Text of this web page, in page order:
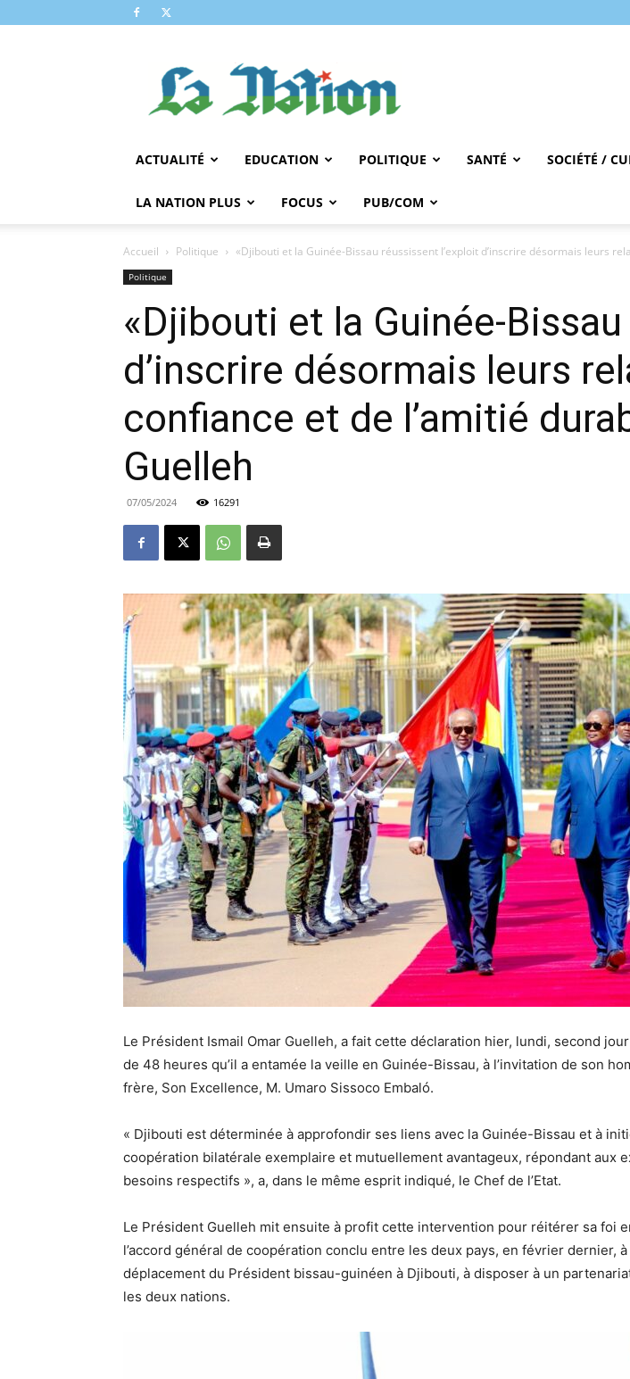
NATION
ACTUALITÉ EDUCATION POLITIQUE SANTÉ SOCIÉTÉ /
LA NATION PLUS FOCUS PUB/COM
Accueil Politique «Djibouti et la Guinée-Bissau réussissent l’exploit d’inscrire désormais leurs
Politique
«Djibouti et la Guinée-
d’inscrire désormais leurs
confiance et de l’amitié
Guelleh
07/05/2024 16291
Le Président Ismail Omar Guelleh, a fait cette déclaration hier, lundi, second jour
de 48 heures qu’il a entamée la veille en Guinée-Bissau, à l’invitation de son
frère, Son Excellence, M. Umaro Sissoco Embaló.
« Djibouti est déterminée à approfondir ses liens avec la Guinée-Bissau et à
coopération bilatérale exemplaire et mutuellement avantageux, répondant aux
besoins respectifs », a, dans le même esprit indiqué, le Chef de l’Etat.
Le Président Guelleh mit ensuite à profit cette intervention pour réitérer sa foi
l’accord général de coopération conclu entre les deux pays, en février dernier,
déplacement du Président bissau-guinéen à Djibouti, à disposer à un
les deux nations.